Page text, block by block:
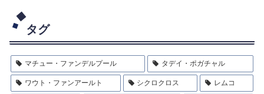
タグ
マチュー・ファンデルプール タデイ・ポガチャル
ワウト・ファンアールト シクロクロス レムコ